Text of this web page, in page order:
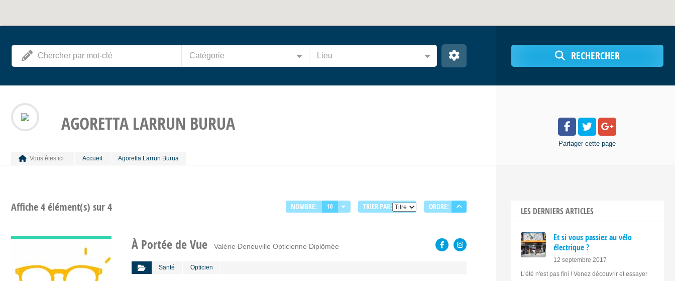
Catégorie Lieu RECHERCHER
AGORETTA LARRUN BURUA
Vous êtes ici : Accueil Agoretta Larrun Burua
Partager cette page
Affiche 4 élément(s) sur 4 NOMBRE: 10 TRIER PAR: ORDRE:
À Portée de Vue Valérie Deneuville Opticienne Diplômée
Santé Opticien
LES DERNIERS ARTICLES
Et si vous passiez au vélo
électrique ?
12 septembre 2017
L'été n'est pas fini ! Venez découvrir et essayer